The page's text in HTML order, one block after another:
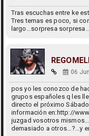
Tras escuchas entre ke
Tres temas es poco, si
largo...sorpresa
06
pos yo les conozco de
grupos españoles q les
directo el próximo
información en:http://
juzgad vosotros
demasiado a otros...?...y